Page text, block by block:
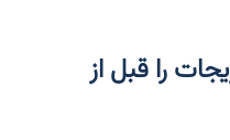
را قبل از